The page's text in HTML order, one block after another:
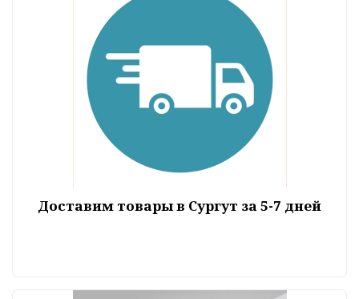
Доставим товары в Сургут за 5-7 дней